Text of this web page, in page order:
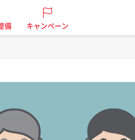
備 キャンペーン